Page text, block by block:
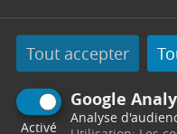
Tout accepter
Google
Activé
Analyse
pour connaitre les
et éviter les
Jet Systems